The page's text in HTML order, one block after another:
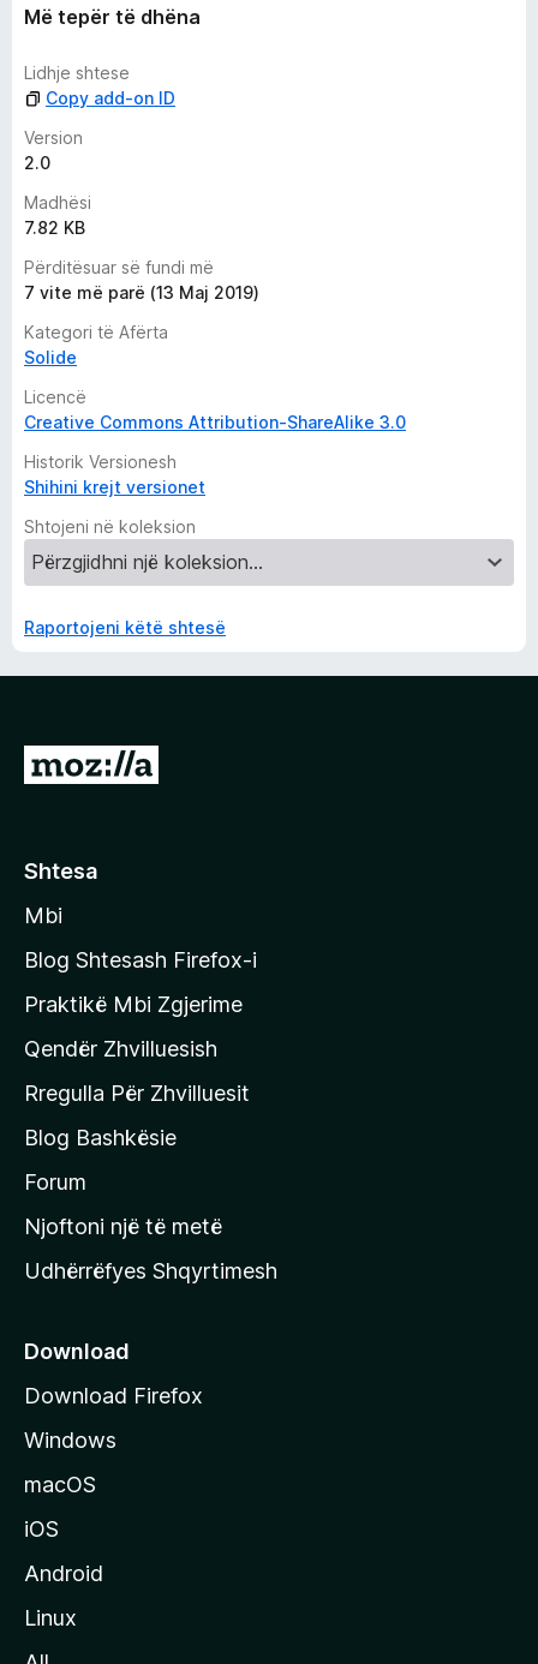
i
e
Më tepër të dhëna
Lidhje shtese
Copy add-on ID
Version
2.0
Madhësi
7.82 KB
Përditësuar së fundi më
7 vite më parë (13 Maj 2019)
Kategori të Afërta
Solide
Licencë
Creative Commons Attribution-ShareAlike 3.0
Historik Versionesh
Shihini krejt versionet
Shtojeni në koleksion
Raportojeni këtë shtesë
S
o
i
t
f
a
q
a
h
y
ë
e
M
o
l
l
Shtesa
Mbi
Blog Shtesash Firefox-i
Praktikë Mbi Zgjerime
Qendër Zhvilluesish
Rregulla Për Zhvilluesit
Blog Bashkësie
Forum
Njoftoni një të metë
Udhërrëfyes Shqyrtimesh
Download
Download Firefox
Windows
macOS
iOS
Android
Linux